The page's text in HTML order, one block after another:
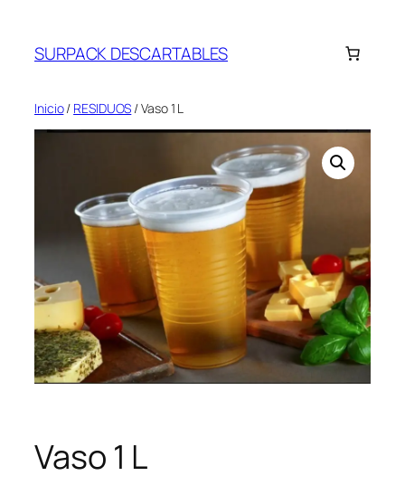
contenido
SURPACK DESCARTABLES
Inicio/ RESIDUOS / Vaso 1 L
Vaso 1 L